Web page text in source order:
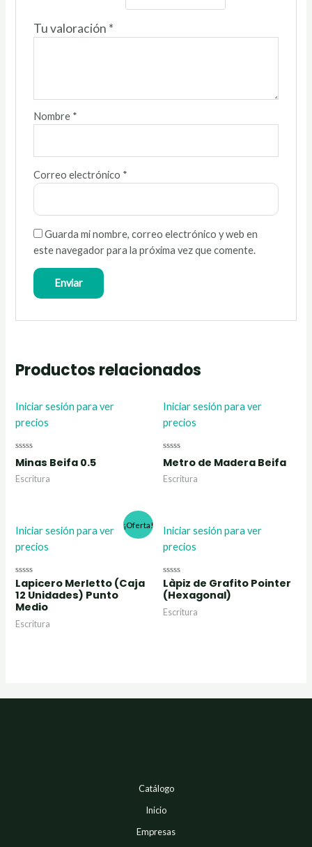
Tu valoración *
Nombre *
Correo electrónico *
Guarda mi nombre, correo electrónico y web en
este navegador para la próxima vez que comente.
Productos relacionados
Iniciar sesión para ver
precios
Valorado
con
0
de
Minas Beifa 0.5
Escritura
Iniciar sesión para ver
precios
Valorado
con
0
de
Metro de Madera Beifa
Escritura
¡Oferta!
Iniciar sesión para ver
precios
Valorado
con
0
de
Lapicero Merletto (Caja
12 Unidades) Punto
Medio
Escritura
Iniciar sesión para ver
precios
Valorado
con
0
de
5
Làpiz de Grafito Pointer
(Hexagonal)
Escritura
Catálogo
Inicio
Empresas